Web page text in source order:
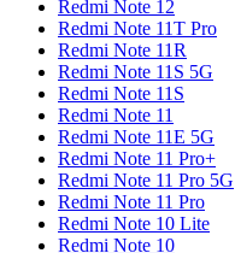
Redmi Note 12
Redmi Note 11T Pro
Redmi Note 11R
Redmi Note 11S 5G
Redmi Note 11S
Redmi Note 11
Redmi Note 11E 5G
Redmi Note 11 Pro+
Redmi Note 11 Pro 5G
Redmi Note 11 Pro
Redmi Note 10 Lite
Redmi Note 10